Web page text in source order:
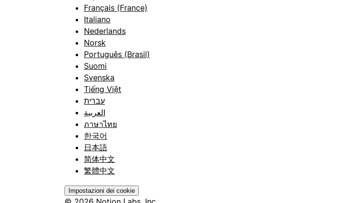
Français (France)
Italiano
Nederlands
Norsk
Português (Brasil)
Suomi
Svenska
Tiếng Việt
עברית
العربية
ภาษาไทย
한국어
日本語
简体中文
繁體中文
Impostazioni dei cookie